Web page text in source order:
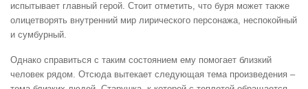
испытывает главный герой. Стоит отметить, что буря может также
олицетворять внутренний мир лирического персонажа, неспокойный
и сумбурный.
Однако справиться с таким состоянием ему помогает близкий
человек рядом. Отсюда вытекает следующая тема произведения –